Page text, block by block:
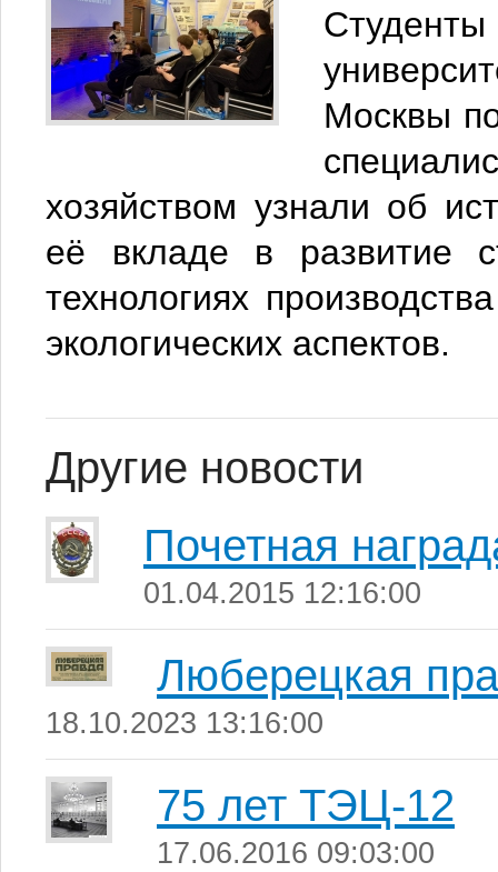
Москвы
хозяйством узнали об
её вкладе в развитие
технологиях
экологических аспектов.
Другие новости
Почетная
01.04.2015 12:16:00
Люберецкая
18.10.2023 13:16:00
75 лет ТЭЦ-12
17.06.2016 09:03:00